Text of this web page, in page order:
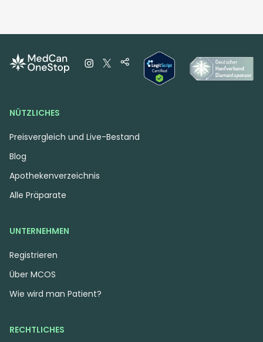
NÜTZLICHES
Preisvergleich und Live-Bestand
Blog
Apothekenverzeichnis
Alle Präparate
UNTERNEHMEN
Registrieren
Über MCOS
Wie wird man Patient?
RECHTLICHES